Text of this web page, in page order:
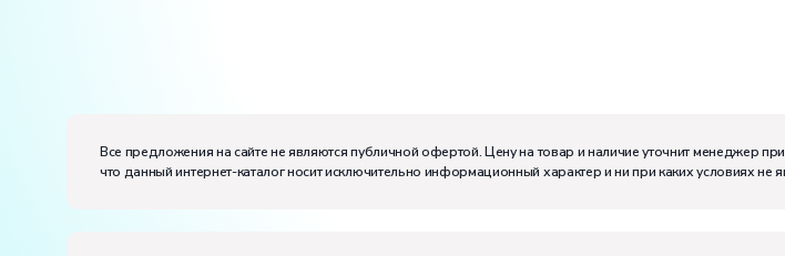
Класс защиты от поражения электрическим током:I
Диапазон рабочих температур, ˚С:+10…+35
Все предложения на сайте не являются публичной офертой. Цену на товар и наличие уточнит менеджер
что данный интернет-каталог носит исключительно информационный характер и ни при каких условиях